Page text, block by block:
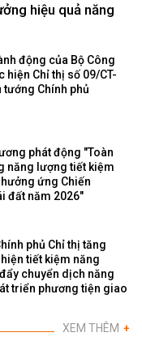
hiệu quả năng
động của Bộ Công
hiện Chỉ thị số 09/CT-
tướng Chính phủ
phát động "Toàn
năng lượng tiết kiệm
ứng Chiến
đất năm 2026"
phủ Chỉ thị tăng
tiết kiệm năng
chuyển dịch năng
triển phương tiện giao
XEM THÊM +